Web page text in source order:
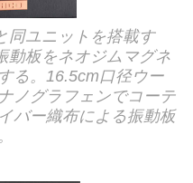
同ユニットを搭載す
動板をネオジムマグネ
る。16.5cm口径ウー
ノグラフェンでコーテ
バー織布による振動板